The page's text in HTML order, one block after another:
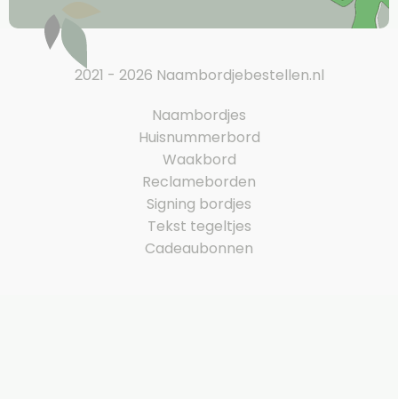
2021 - 2026 Naambordjebestellen.nl
Naambordjes
Huisnummerbord
Waakbord
Reclameborden
Signing bordjes
Tekst tegeltjes
Cadeaubonnen